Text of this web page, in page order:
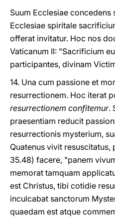
Suum Ecclesiae
Ecclesiae spiritale
offerat invitatur. Hoc nos
Vaticanum II: "Sacrificium
participantes, divinam
14. Una cum passione et
resurrectionem. Hoc iterat
resurrectionem confitemur.
praesentiam reducit
resurrectionis mysterium,
Quatenus vivit
35.48) facere, "panem
memorat tamquam
est Christus, tibi cotidie
inculcabat sanctorum
quaedam est atque